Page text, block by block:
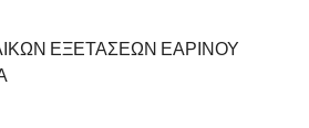
ΕΞΕΤΑΣΕΩΝ ΕΑΡΙΝΟΥ